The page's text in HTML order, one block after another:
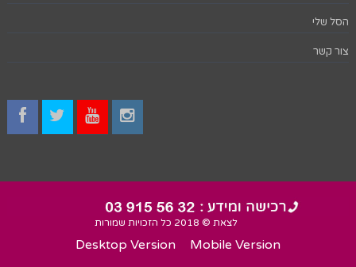
הסל שלי
צור קשר
לצאת © 2018 כל הזכויות שמורות
Desktop Version Mobile Version